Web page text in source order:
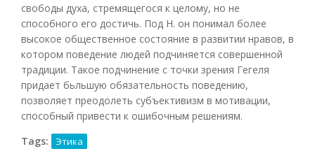
свободы духа, стремящегося к целому, но не
способного его достичь. Под Н. он понимал более
высокое общественное состояние в развитии нравов, в
котором поведение людей подчиняется совершенной
традиции. Такое подчинение с точки зрения Гегеля
придает бьльшую обязательность поведению,
позволяет преодолеть субъективизм в мотивации,
способный привести к ошибочным решениям.
Tags:
Этика